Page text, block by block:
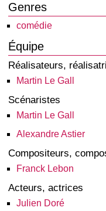
Genres
comédie
Équipe
Réalisateurs,
Martin Le Gall
Scénaristes
Martin Le Gall
Alexandre Astier
Compositeurs,
Franck Lebon
Acteurs, actrices
Julien Doré